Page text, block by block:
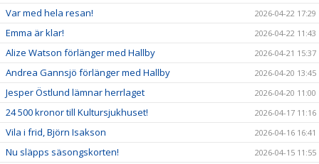
Var med hela resan! 2026-04-22 17:29
Emma är klar! 2026-04-22 11:43
Alize Watson förlänger med Hallby 2026-04-21 15:37
Andrea Gannsjö förlänger med Hallby 2026-04-20 13:45
Jesper Östlund lämnar herrlaget 2026-04-20 11:00
24 500 kronor till Kultursjukhuset! 2026-04-17 11:16
Vila i frid, Björn Isakson 2026-04-16 16:41
Nu släpps säsongskorten! 2026-04-15 11:55